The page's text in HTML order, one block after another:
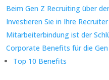
Beim Gen Z Recruiting über
Investieren Sie in Ihre Recruiter
Mitarbeiterbindung ist der
Corporate Benefits für die Gen
Top 10 Benefits